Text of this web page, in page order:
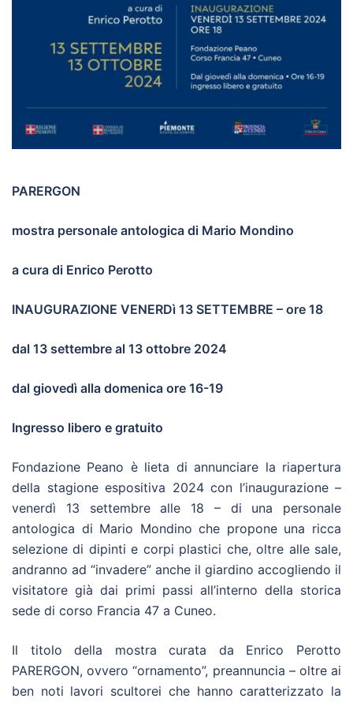
PARERGON
mostra personale antologica di Mario Mondino
a cura di Enrico Perotto
INAUGURAZIONE VENERDì 13 SETTEMBRE – ore 18
dal 13 settembre al 13 ottobre 2024
dal giovedì alla domenica ore 16-19
Ingresso libero e gratuito
Fondazione Peano è lieta di annunciare la riapertura
della stagione espositiva 2024 con l’inaugurazione –
venerdì 13 settembre alle 18 – di una personale
antologica di Mario Mondino che propone una ricca
selezione di dipinti e corpi plastici che, oltre alle sale,
andranno ad “invadere” anche il giardino accogliendo il
visitatore già dai primi passi all’interno della storica
sede di corso Francia 47 a Cuneo.
Il titolo della mostra curata da Enrico Perotto
PARERGON, ovvero “ornamento”, preannuncia – oltre ai
ben noti lavori scultorei che hanno caratterizzato la